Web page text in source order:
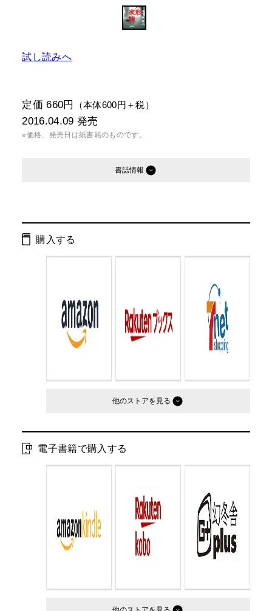
試し読みへ
定価 660円 （本体600円＋税）
2016.04.09 発売
※価格、発売日は紙書籍のものです。
書誌情報
ページ数：
判型： 文庫判
購入する
他のストア
電子書籍で購入する